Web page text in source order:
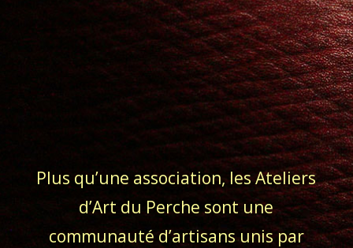
Plus qu’une association, les Ateliers
d’Art du Perche sont une
communauté d’artisans unis par